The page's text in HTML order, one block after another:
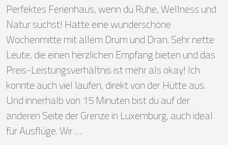
Perfektes Ferienhaus, wenn du Ruhe, Wellness und
Natur suchst! Hatte eine wunderschöne
Wochenmitte mit allem Drum und Dran. Sehr nette
Leute, die einen herzlichen Empfang bieten und das
Preis-Leistungsverhältnis ist mehr als okay! Ich
konnte auch viel laufen, direkt von der Hütte aus.
Und innerhalb von 15 Minuten bist du auf der
anderen Seite der Grenze in Luxemburg, auch ideal
für Ausflüge. Wir …